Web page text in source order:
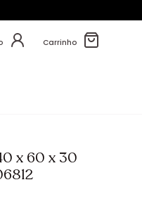
Carrinho
x 60 x 30